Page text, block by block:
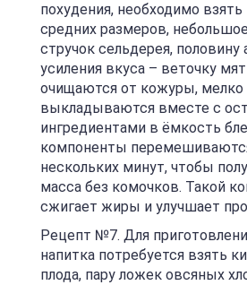
похудения, необходимо
средних размеров,
стручок сельдерея, половину
усиления вкуса – веточку
очищаются от кожуры, мелко
выкладываются вместе с
ингредиентами в ёмкость
компоненты
нескольких минут, чтобы
масса без комочков. Такой
сжигает жиры и улучшает
Рецепт №7. Для
напитка потребуется взять
плода, пару ложек овсяных